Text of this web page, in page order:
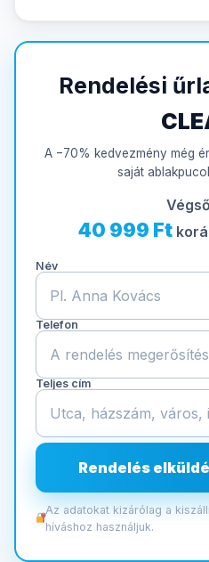
Rendelési
A −70% kedvezmény még
saját
40 999 Ft
Név
Telefon
Teljes cím
Rendelés
Az adatokat kizárólag a
híváshoz használjuk.